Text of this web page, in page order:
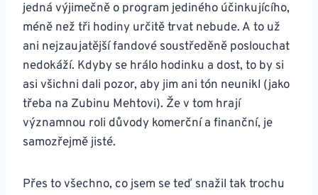
jedná výjimečně o program jediného účinkujícího,
méně než tři hodiny určitě trvat nebude. A to už
ani nejzaujatější fandové soustředěně poslouchat
nedokáží. Kdyby se hrálo hodinku a dost, to by si
asi všichni dali pozor, aby jim ani tón neunikl (jako
třeba na Zubinu Mehtovi). Že v tom hrají
významnou roli důvody komerční a finanční, je
samozřejmě jisté.
Přes to všechno, co jsem se teď snažil tak trochu